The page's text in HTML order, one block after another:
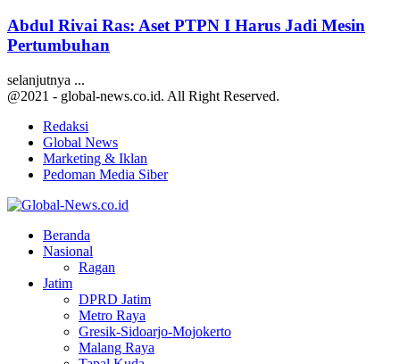
Abdul Rivai Ras: Aset PTPN I Harus Jadi Mesin
Pertumbuhan
selanjutnya ...
@2021 - global-news.co.id. All Right Reserved.
Redaksi
Global News
Marketing & Iklan
Pedoman Media Siber
Beranda
Nasional
Ragan
Jatim
DPRD Jatim
Metro Raya
Gresik-Sidoarjo-Mojokerto
Malang Raya